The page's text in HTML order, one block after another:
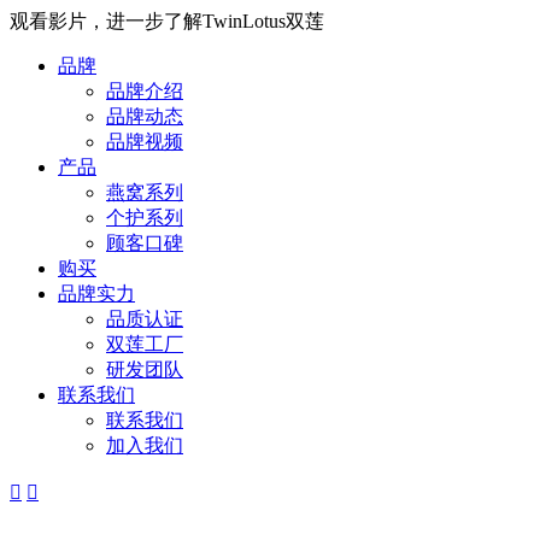
观看影片，进一步了解TwinLotus双莲
品牌
品牌介绍
品牌动态
品牌视频
产品
燕窝系列
个护系列
顾客口碑
购买
品牌实力
品质认证
双莲工厂
研发团队
联系我们
联系我们
加入我们
 